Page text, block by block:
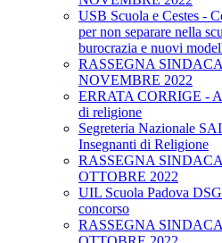
USB Scuola e Cestes -
per non separare nella
burocrazia e nuovi
RASSEGNA
NOVEMBRE 2022
ERRATA CORRIGE -
di religione
Segreteria Nazionale
Insegnanti di Religione
RASSEGNA
OTTOBRE 2022
UIL Scuola Padova
concorso
RASSEGNA